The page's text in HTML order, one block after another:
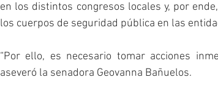
en los distintos congresos locales y, por
los cuerpos de seguridad pública en las
“Por ello, es necesario tomar acciones
aseveró la senadora Geovanna Bañuelos.